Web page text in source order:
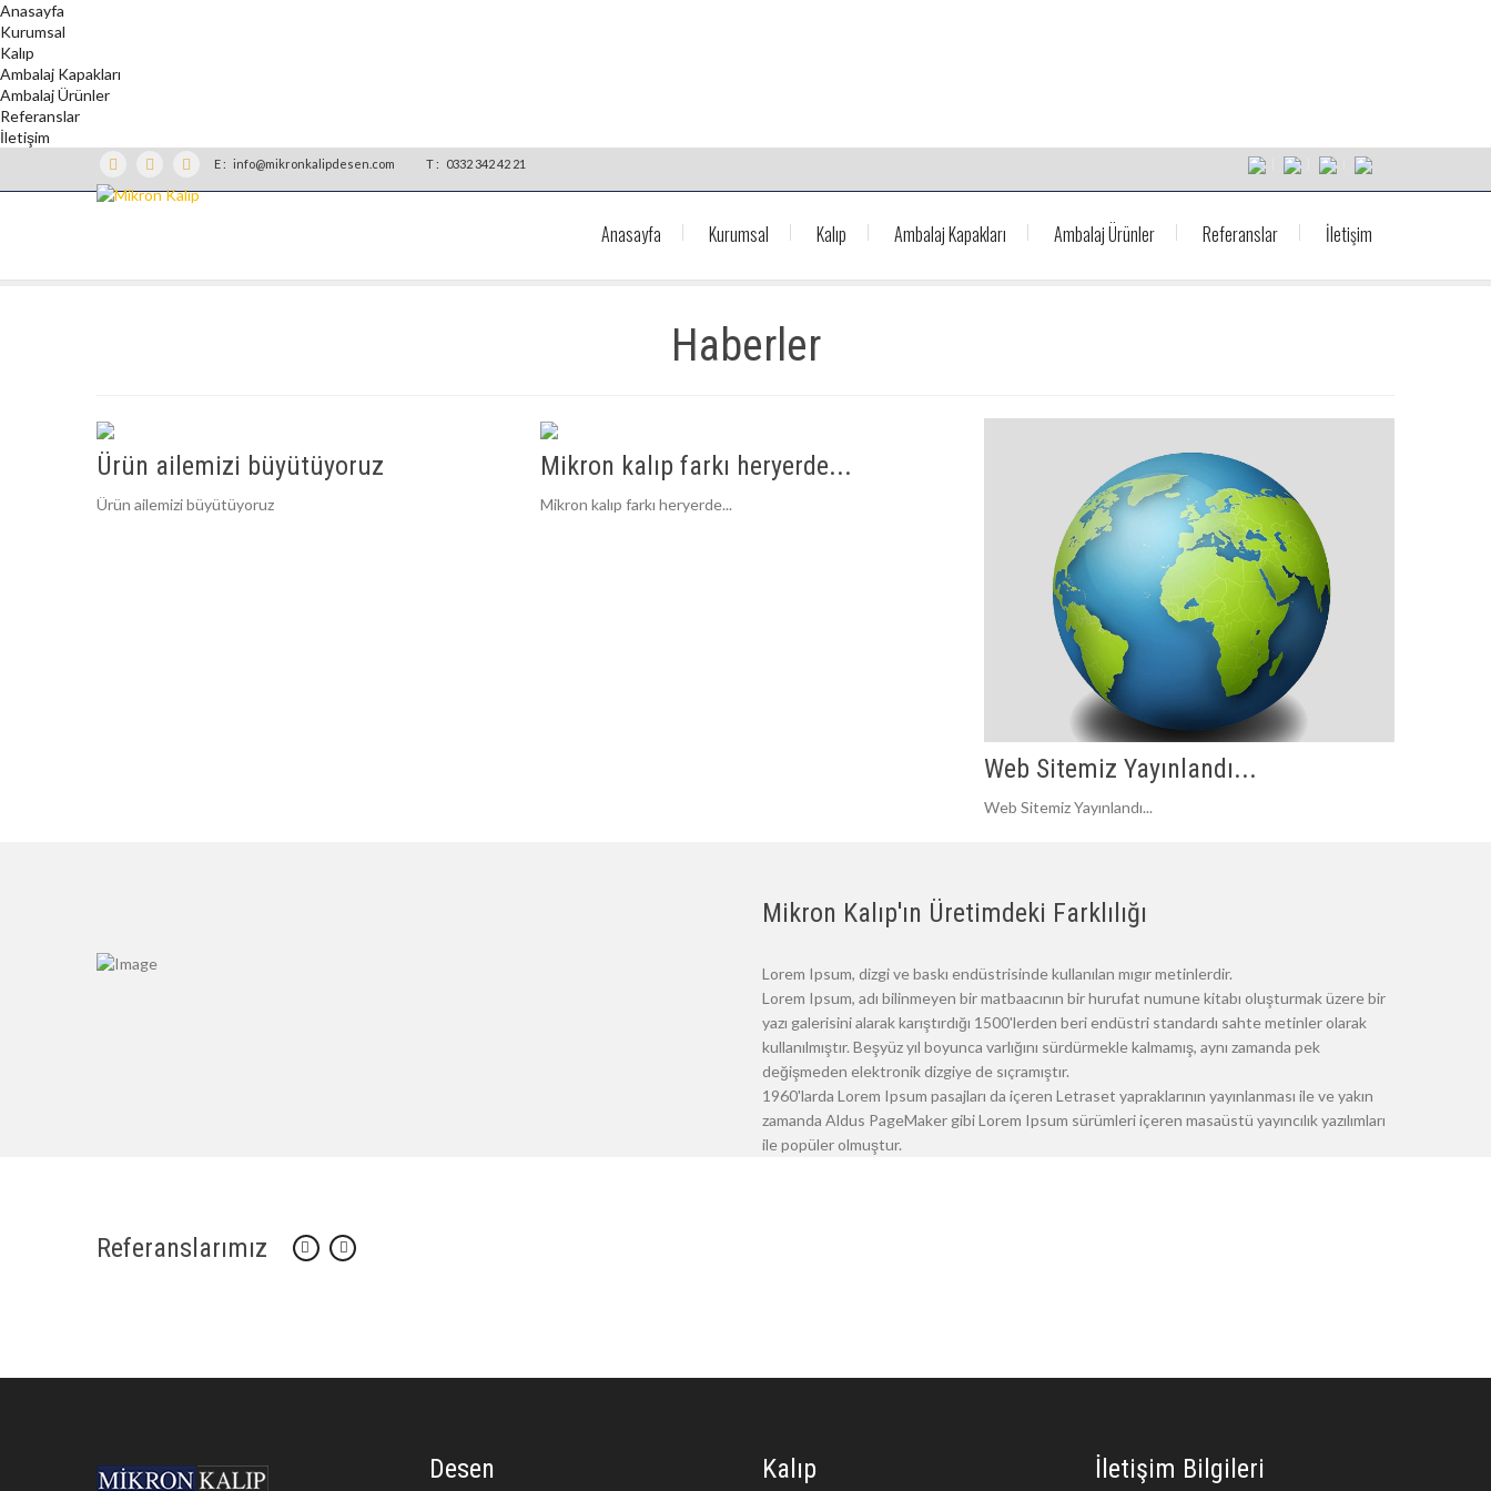
Anasayfa
Kurumsal
Kalıp
Ambalaj Kapakları
Ambalaj Ürünler
Referanslar
İletişim
E : info@mikronkalipdesen.com T : 0332 342 42 21
Anasayfa Kurumsal Kalıp Ambalaj Kapakları Ambalaj Ürünler Referanslar İletişim
Haberler
Ürün ailemizi büyütüyoruz
Ürün ailemizi büyütüyoruz
Mikron kalıp farkı heryerde...
Mikron kalıp farkı heryerde...
Web Sitemiz Yayınlandı...
Web Sitemiz Yayınlandı...
Mikron Kalıp'ın Üretimdeki Farklılığı
Lorem Ipsum, dizgi ve baskı endüstrisinde kullanılan mıgır metinlerdir.
Lorem Ipsum, adı bilinmeyen bir matbaacının bir hurufat numune kitabı oluşturmak üzere bir
yazı galerisini alarak karıştırdığı 1500'lerden beri endüstri standardı sahte metinler olarak
kullanılmıştır. Beşyüz yıl boyunca varlığını sürdürmekle kalmamış, aynı zamanda pek
değişmeden elektronik dizgiye de sıçramıştır.
1960'larda Lorem Ipsum pasajları da içeren Letraset yapraklarının yayınlanması ile ve yakın
zamanda Aldus PageMaker gibi Lorem Ipsum sürümleri içeren masaüstü yayıncılık yazılımları
ile popüler olmuştur.
Referanslarımız
Desen Kalıp İletişim Bilgileri